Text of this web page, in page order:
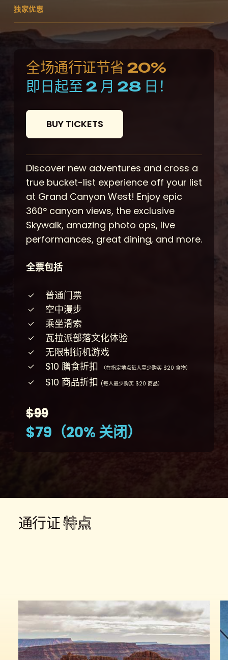
独家优惠
全场通行证节省 20%
即日起至 2 月 28 日！
BUY TICKETS
Discover new adventures and cross a
true bucket-list experience off your list
at Grand Canyon West! Enjoy epic
360° canyon views, the exclusive
Skywalk, amazing photo ops, live
performances, great dining, and more.
全票包括
普通门票
空中漫步
乘坐滑索
瓦拉派部落文化体验
无限制街机游戏
$10 膳食折扣
（在指定地点每人至少购买 $20 食物）
$10 商品折扣 (每人最少购买 $20 商品）
$99
$79（20% 关闭）
通行证特点